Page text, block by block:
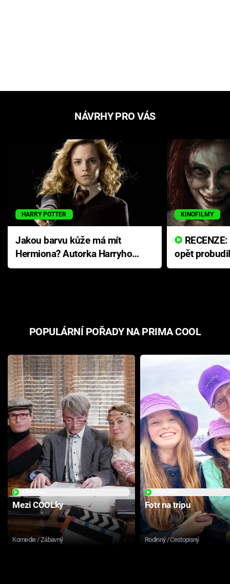
NÁVRHY PRO VÁS
HARRY POTTER
Jakou barvu kůže má mít
Hermiona? Autorka Harryho
Pottera přišla s ráznou
KINOFILMY
opět
přichází s
POPULÁRNÍ POŘADY NA PRIMA COOL
Mezi COOLky
Komedie / Zábavný
Fotr na tripu
Rodinný / Cestopisný